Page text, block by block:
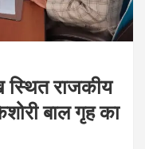
स्थित राजकीय
बाल गृह का